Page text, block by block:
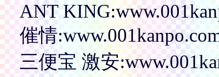
ANT
催情
三便宝 激安